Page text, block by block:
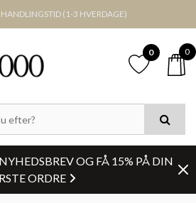
(1-3 HVERDAGE)
0 0
OG FÅ 15% PÅ DIN
ORDRE